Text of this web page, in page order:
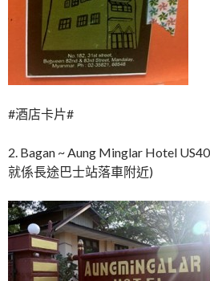
#酒店卡片#
2. Bagan ~ Aung Minglar Hotel
就係長途巴士站落車附近)